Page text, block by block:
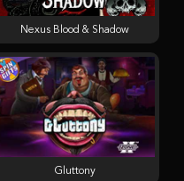
Nexus Blood & Shadow
Gluttony